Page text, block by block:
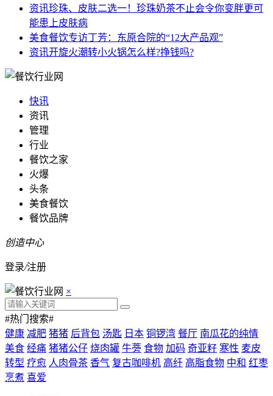
资讯珍珠、皮肤二选一！珍珠奶茶不止会令你变胖更可
能患上皮肤病
美食餐饮专访丁芳：东原合院的“12大产品观”
资讯开旋火潮转小火锅怎么样?挣钱吗?
快讯
资讯
管理
行业
餐饮之家
火爆
头条
美食餐饮
餐饮品牌
创造中心
登录/注册
×
#热门搜索#
健康 减肥 猪猪 后背包 汤匙 日本 铜锣湾 餐厅 南瓜花的纯情
美食 经痛 猪猪公仔 烧肉罐 牛蒡 食物 加码 奇亚籽 寒性 麦皮
转型 疗愈 人肉骨茶 香气 复古咖啡机 高纤 高脂食物 中和 红枣
烹煮 喜爱